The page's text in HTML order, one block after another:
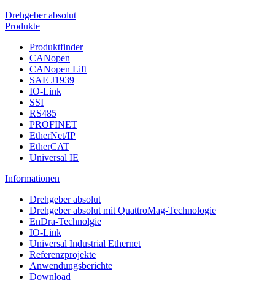
Drehgeber absolut
Produkte
Produktfinder
CANopen
CANopen Lift
SAE J1939
IO-Link
SSI
RS485
PROFINET
EtherNet/IP
EtherCAT
Universal IE
Informationen
Drehgeber absolut
Drehgeber absolut mit QuattroMag-Technologie
EnDra-Technolgie
IO-Link
Universal Industrial Ethernet
Referenzprojekte
Anwendungsberichte
Download